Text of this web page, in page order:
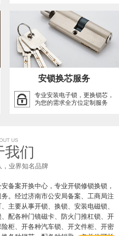
安锁换芯服务
专业安装电子锁，更换锁芯，
为您的需求全方位定制服务
US
我们
业界知名品牌
安备案开换中心，专业开锁修锁换锁，
务。经过济南市公安局备案、工商局注
主要从事开锁、换锁、安装电磁锁、
、配各种门镜磁卡、防火门推杠锁、开
险柜、开各种汽车锁、开文件柜、开密